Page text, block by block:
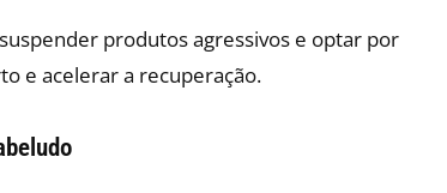
produtos agressivos e optar por
e acelerar a recuperação.